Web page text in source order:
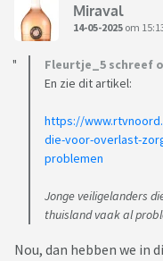
Miraval
14-05-2025 om
Fleurtje_5 schreef
En zie dit artikel:
https://
die-voor-overlast-
problemen
Jonge veiligelanders
thuisland vaak al
Nou, dan hebben we in